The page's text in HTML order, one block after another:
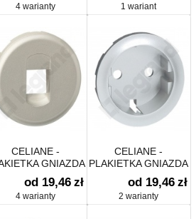
4 warianty 1 wariant
CELIANE -
GNIAZDA
GŁOŚNIKOWEGO
od 19,46 zł
4 warianty
CELIANE -
PLAKIETKA GNIAZDA
2P+Z SCHUKO
od 19,46 zł
2 warianty